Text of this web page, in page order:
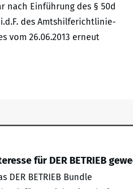
nach Einführung des § 50d
i.d.F. des Amtshilferichtlinie-
vom 26.06.2013 erneut
für DER BETRIEB
DER BETRIEB Bundle